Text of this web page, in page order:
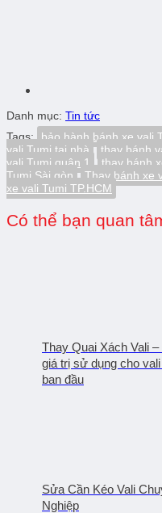
Danh mục: Tin tức
Tags: bảo hành bánh xe vali
vali Tumi tại nhà
thay bánh
vali Tumi quận 1
thay bánh
Tumi Sài gòn
Thay bánh xe
xe vali Tumi TP.HCM
Có thể bạn quan
Thay Quai Xách Vali –
giá trị sử dụng cho
ban đầu
Sửa Cần Kéo Vali
Nghiệp